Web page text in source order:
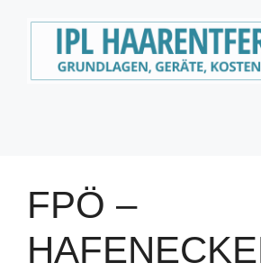
FPÖ –